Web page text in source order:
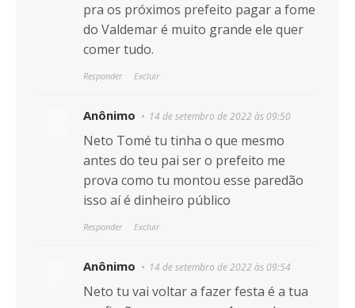
pra os próximos prefeito pagar a fome
do Valdemar é muito grande ele quer
comer tudo.
Responder Excluir
Anônimo 14 de setembro de 2022 às 09:50
Neto Tomé tu tinha o que mesmo
antes do teu pai ser o prefeito me
prova como tu montou esse paredão
isso aí é dinheiro público
Responder Excluir
Anônimo 14 de setembro de 2022 às 09:54
Neto tu vai voltar a fazer festa é a tua